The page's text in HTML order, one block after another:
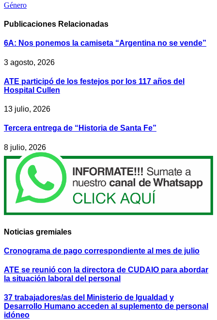
Género
Publicaciones Relacionadas
6A: Nos ponemos la camiseta “Argentina no se vende”
3 agosto, 2026
ATE participó de los festejos por los 117 años del
Hospital Cullen
13 julio, 2026
Tercera entrega de “Historia de Santa Fe”
8 julio, 2026
Noticias gremiales
Cronograma de pago correspondiente al mes de julio
ATE se reunió con la directora de CUDAIO para abordar
la situación laboral del personal
37 trabajadores/as del Ministerio de Igualdad y
Desarrollo Humano acceden al suplemento de personal
idóneo